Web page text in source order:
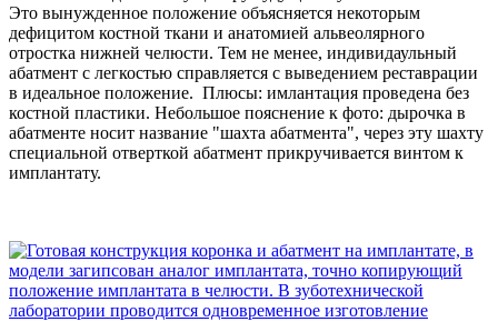
Это вынужденное положение объясняется некоторым
дефицитом костной ткани и анатомией альвеолярного
отростка нижней челюсти. Тем не менее, индивидаульный
абатмент с легкостью справляется с выведением реставрации
в идеальное положение. Плюсы: имлантация проведена без
костной пластики. Небольшое пояснение к фото: дырочка в
абатменте носит название "шахта абатмента", через эту шахту
специальной отверткой абатмент прикручивается винтом к
имплантату.